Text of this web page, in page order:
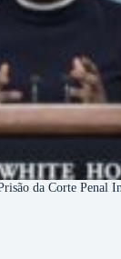
da Corte Penal